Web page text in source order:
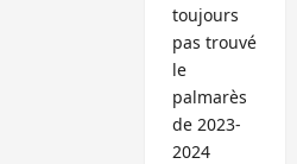
toujours
pas trouvé
le
palmarès
de 2023-
2024